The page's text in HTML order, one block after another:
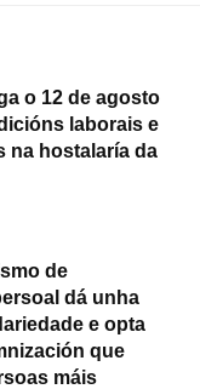
o 12 de agosto
laborais e
na hostalaría da
de
dá unha
e opta
que
máis